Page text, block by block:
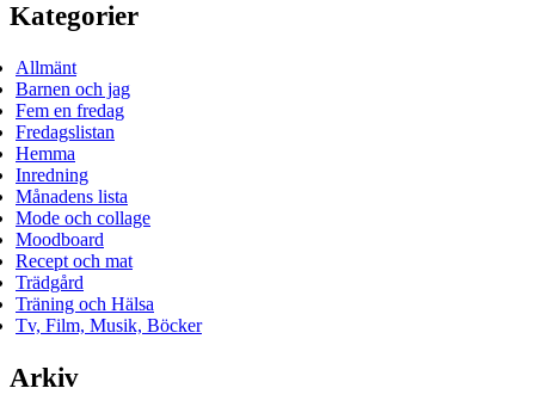
Kategorier
Allmänt
Barnen och jag
Fem en fredag
Fredagslistan
Hemma
Inredning
Månadens lista
Mode och collage
Moodboard
Recept och mat
Trädgård
Träning och Hälsa
Tv, Film, Musik, Böcker
Arkiv